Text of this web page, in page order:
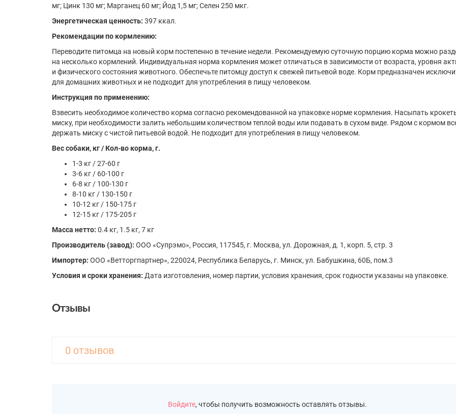
мг; Цинк 130 мг; Марганец 60 мг; Йод 1,5 мг; Селен 250 мкг.
Энергетическая ценность: 397 ккал.
Рекомендации по кормлению:
Переводите питомца на новый корм постепенно в течение недели. Рекомендуемую суточную порцию корма можно
на несколько кормлений. Индивидуальная норма кормления может отличаться в зависимости от возраста, уровня
и физического состояния животного. Обеспечьте питомцу доступ к свежей питьевой воде. Корм предназначен
для домашних животных и не подходит для употребления в пищу человеком.
Инструкция по применению:
Взвесить необходимое количество корма согласно рекомендованной на упаковке норме кормления. Насыпать
миску, при необходимости залить небольшим количеством теплой воды или подавать в сухом виде. Рядом с кормом
держать миску с чистой питьевой водой. Не подходит для употребления в пищу человеком.
Вес собаки, кг / Кол-во корма, г.
1-3 кг / 27-60 г
3-6 кг / 60-100 г
6-8 кг / 100-130 г
8-10 кг / 130-150 г
10-12 кг / 150-175 г
12-15 кг / 175-205 г
Масса нетто: 0.4 кг, 1.5 кг, 7 кг
Производитель (завод): ООО «Супрэмо», Россия, 117545, г. Москва, ул. Дорожная, д. 1, корп. 5, стр. 3
Импортер: ООО «Ветторгпартнер», 220024, Республика Беларусь, г. Минск, ул. Бабушкина, 60Б, пом.3
Условия и сроки хранения: Дата изготовления, номер партии, условия хранения, срок годности указаны на упаковке.
Отзывы
0 отзывов
Войдите, чтобы получить возможность оставлять отзывы.